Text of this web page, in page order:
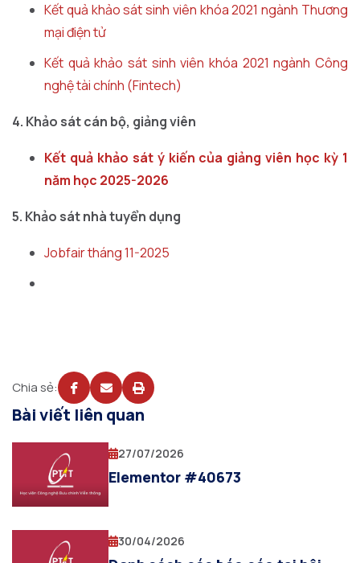
Kết quả khảo sát sinh viên khóa 2021 ngành Thương
mại điện tử
Kết quả khảo sát sinh viên khóa 2021 ngành Công
nghệ tài chính (Fintech)
4. Khảo sát cán bộ, giảng viên
Kết quả khảo sát ý kiến của giảng viên học kỳ 1
năm học 2025-2026
5. Khảo sát nhà tuyển dụng
Jobfair tháng 11-2025
Chia sẻ:
Bài viết liên quan
27/07/2026
Elementor #40673
30/04/2026